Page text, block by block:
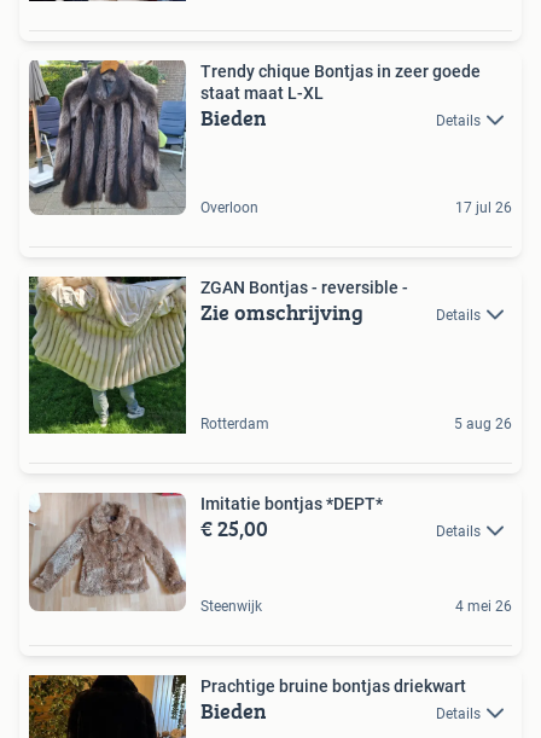
Trendy chique Bontjas in zeer goede
staat maat L-XL
Bieden Details
Overloon 17 jul 26
ZGAN Bontjas - reversible -
Zie omschrijving Details
Rotterdam 5 aug 26
Imitatie bontjas *DEPT*
€ 25,00 Details
Steenwijk 4 mei 26
Prachtige bruine bontjas driekwart
Bieden Details